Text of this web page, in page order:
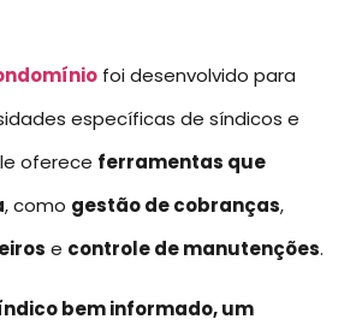
foi desenvolvido para
específicas de síndicos e
oferece ferramentas que
, como gestão de cobranças,
e controle de manutenções.
bem informado, um